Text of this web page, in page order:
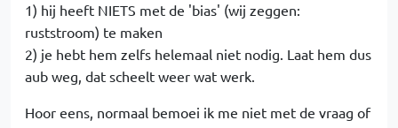
1) hij heeft NIETS met de 'bias' (wij zeggen:
ruststroom) te maken
2) je hebt hem zelfs helemaal niet nodig. Laat hem dus
aub weg, dat scheelt weer wat werk.
Hoor eens, normaal bemoei ik me niet met de vraag of